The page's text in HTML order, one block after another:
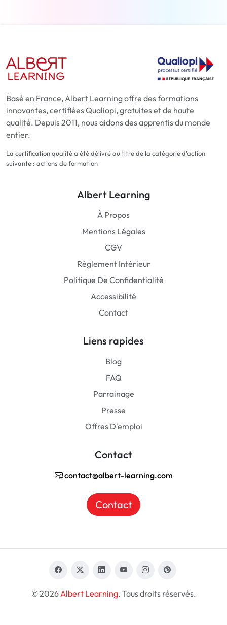
Basé en France, Albert Learning offre des formations
innovantes, certifiées Qualiopi, gratuites et de haute
qualité. Depuis 2011, nous aidons des apprentis du monde
entier.
La certification qualité a été délivré au titre de la catégorie d'action
suivante : actions de formation
Albert Learning
À Propos
Mentions Légales
CGV
Règlement Intérieur
Politique De Confidentialité
Accessibilité
Contact
Liens rapides
Blog
FAQ
Parrainage
Presse
Offres D'emploi
Contact
contact@albert-learning.com
Contact
© 2026 Albert Learning. Tous droits réservés.